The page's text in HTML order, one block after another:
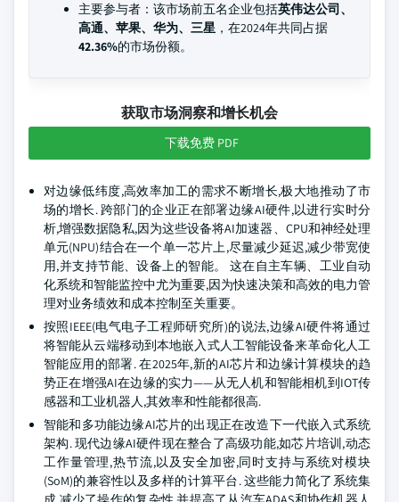
主要参与者：该市场前五名企业包括英伟达公司、
高通、苹果、华为、三星 ，在2024年共同占据
42.36%的市场份额。
获取市场洞察和增长机会
下载免费 PDF
对边缘低纬度,高效率加工的需求不断增长,极大地推动了市
场的增长. 跨部门的企业正在部署边缘AI硬件,以进行实时分
析,增强数据隐私,因为这些设备将AI加速器、CPU和神经处理
单元(NPU)结合在一个单一芯片上,尽量减少延迟,减少带宽使
用,并支持节能、设备上的智能。 这在自主车辆、工业自动
化系统和智能监控中尤为重要,因为快速决策和高效的电力管
理对业务绩效和成本控制至关重要。
按照IEEE(电气电子工程师研究所)的说法,边缘AI硬件将通过
将智能从云端移动到本地嵌入式人工智能设备来革命化人工
智能应用的部署. 在2025年,新的AI芯片和边缘计算模块的趋
势正在增强AI在边缘的实力——从无人机和智能相机到IOT传
感器和工业机器人,其效率和性能都很高.
智能和多功能边缘AI芯片的出现正在改造下一代嵌入式系统
架构. 现代边缘AI硬件现在整合了高级功能,如芯片培训,动态
工作量管理,热节流,以及安全加密,同时支持与系统对模块
(SoM)的兼容性以及多样的计算平台. 这些能力简化了系统集